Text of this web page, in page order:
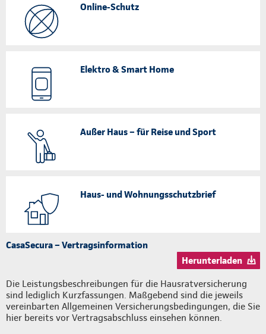
Online-Schutz
Elektro & Smart Home
Außer Haus – für Reise und Sport
Haus- und Wohnungsschutzbrief
CasaSecura – Vertragsinformation
Herunterladen
Die Leistungsbeschreibungen für die Hausratversicherung
sind lediglich Kurzfassungen. Maßgebend sind die jeweils
vereinbarten Allgemeinen Versicherungsbedingungen, die Sie
hier bereits vor Vertragsabschluss einsehen können.